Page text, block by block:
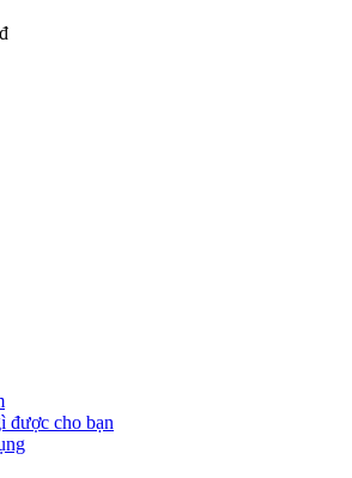
được cho bạn